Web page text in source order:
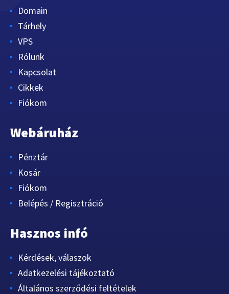
Domain
Tárhely
VPS
Rólunk
Kapcsolat
Cikkek
Fiókom
Webáruház
Pénztár
Kosár
Fiókom
Belépés / Regisztráció
Hasznos infó
Kérdések, válaszok
Adatkezelési tájékoztató
Általános szerződési feltételek